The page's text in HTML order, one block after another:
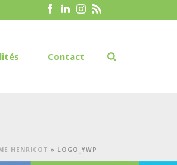
Contact
HENRICOT » LOGO_YWP